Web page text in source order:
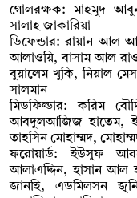
গোলরক্ষক: মাহমুদ
সালাহ জাকারিয়া
ডিফেন্ডার: রায়ান
আলাওয়ি, বাসাম আল
বুয়ালেম খুকি, নিয়াল
সালমান
মিডফিল্ডার: করিম
আবদুলআজিজ হাতেম,
তাহসিন মোহাম্মদ,
ফরোয়ার্ড: ইউসুফ
আলাএদ্দিন, হাসান
জানহি, এডমিলসন